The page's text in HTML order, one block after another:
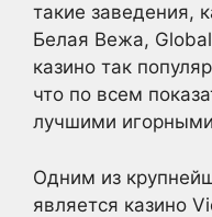
такие заведения,
Белая Вежа,
казино так
что по всем
лучшими
Одним из
является казино